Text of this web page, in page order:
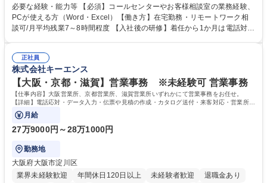
様相談室でのお仕事です。 日々お客様からいただくキリングループへのご
意見を、企業活動に活かしています。お客様からの声に迅速かつ誠意をも
って対応、情報提供するとともにグループ内活動に反映しています。 【具
平均100件前後■メール・手紙：同上40件前後 募集職種 中野本社【お客様
相談室】お客様のお声をもとにより良い商品づくりへ貢献
必要な経験・能力等 【必須】コールセンターやお客様相談室の業務経験、
PCが使える方（Word・Excel）【働き方】在宅勤務・リモートワーク相
談可/月平均残業7～8時間程度 【入社後の研修】着任から1か月は電話対応
すのでご安心ください。 【当社について】キリングループの広報機能を担
う会社として、お客様との出会いを大切にし、磨き上げたホスピタリティ
を込めてコミュニケーションをとりながら広報関連業務を行っておりま
す。 学歴・資格 学歴：大学院 大学 高専 短大 専修学校 高校 語学力： 資
格：
正社員
株式会社キーエンス
【大阪・京都・滋賀】営業事務 ※未経験可 営業事務
【仕事内容】大阪営業所、京都営業所、滋賀営業所いずれかにて営業事務をお任せ。
【詳細】電話応対・データ入力・伝票や見積の作成・カタログ送付・来客対応・営業所内
で発生する事務業務や業務改善をお任せ。
月給
27万9000円～28万1000円
勤務地
大阪府大阪市淀川区
業界未経験歓迎
年間休日120日以上 未経験者歓迎 退職金あり